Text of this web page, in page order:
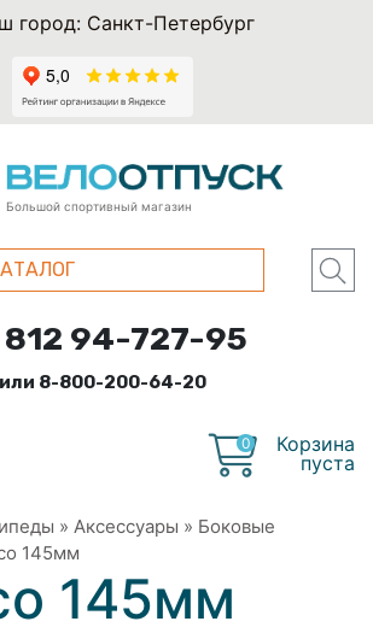
город: Санкт-Петербург
Большой спортивный магазин
812 94-727-95
или 8-800-200-64-20
0
Корзина
пуста
» Аксессуары » Боковые
145мм
145мм